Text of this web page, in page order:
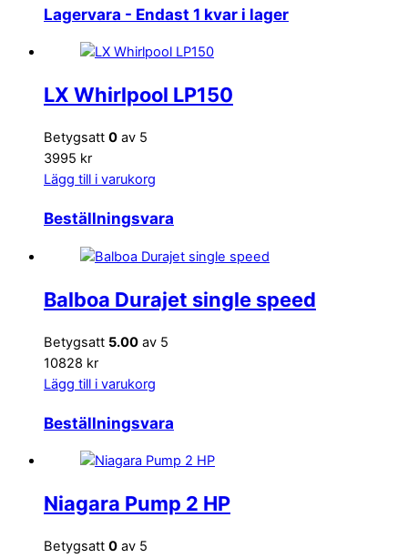
Lagervara - Endast 1 kvar i lager
LX Whirlpool LP150
Betygsatt 0 av 5
3995 kr
Lägg till i varukorg
Beställningsvara
Balboa Durajet single speed
Betygsatt 5.00 av 5
10828 kr
Lägg till i varukorg
Beställningsvara
Niagara Pump 2 HP
Betygsatt 0 av 5